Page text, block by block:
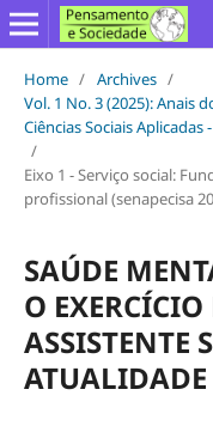
Home / Archives /
Vol. 1 No. 3 (2025): Anais
Ciências Sociais Aplicadas -
/
Eixo 1 - Serviço social:
profissional (senapecisa
SAÚDE
O
ASSISTENTE
ATUALIDADE